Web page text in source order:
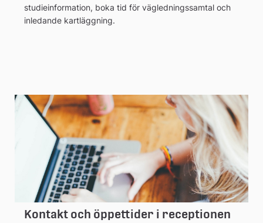
studieinformation, boka tid för vägledningssamtal och
inledande kartläggning.
Kontakt och öppettider i receptionen